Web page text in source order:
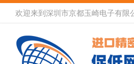
欢迎来到深圳市京都玉崎电子有限